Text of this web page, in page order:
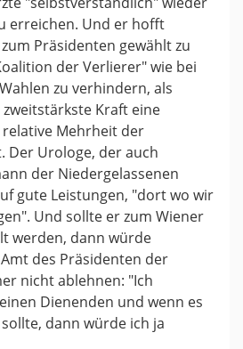
erreichen. Und er hofft
Präsidenten gewählt zu
der Verlierer" wie bei
zu verhindern, als
zweitstärkste Kraft eine
Mehrheit der
Der Urologe, der auch
der Niedergelassenen
gute Leistungen, "dort wo wir
Und sollte er zum Wiener
werden, dann würde
des Präsidenten der
nicht ablehnen: "Ich
Dienenden und wenn es
dann würde ich ja